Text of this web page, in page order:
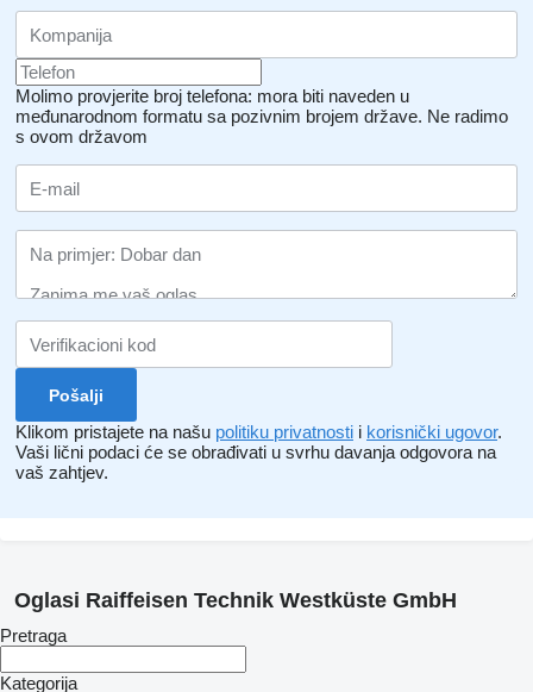
Molimo provjerite broj telefona: mora biti naveden u
međunarodnom formatu sa pozivnim brojem države. Ne radimo
s ovom državom
Klikom pristajete na našu politiku privatnosti i korisnički ugovor.
Vaši lični podaci će se obrađivati ​​u svrhu davanja odgovora na
vaš zahtjev.
Oglasi Raiffeisen Technik Westküste GmbH
Pretraga
Kategorija